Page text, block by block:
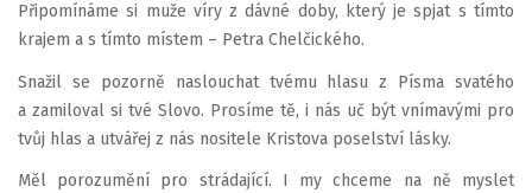
Připomínáme si muže víry z dávné doby, který je spjat s tímto
krajem a s tímto místem – Petra Chelčického.
Snažil se pozorně naslouchat tvému hlasu z Písma svatého
a zamiloval si tvé Slovo. Prosíme tě, i nás uč být vnímavými pro
tvůj hlas a utvářej z nás nositele Kristova poselství lásky.
Měl porozumění pro strádající. I my chceme na ně myslet